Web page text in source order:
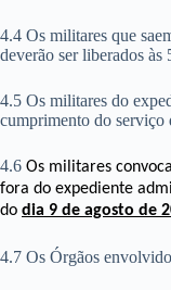
4.4 Os militares que
deverão ser liberados às
4.5 Os militares do
cumprimento do
4.6 Os militares
fora do expediente
do dia 9 de agosto de
4.7 Os Órgãos